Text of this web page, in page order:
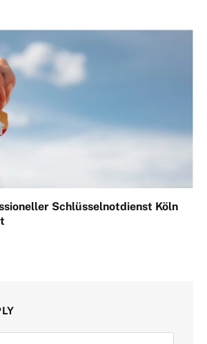
Schlüsselnotdienst Köln